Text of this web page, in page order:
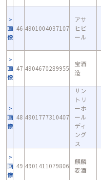
画
像
46 4901004037107
アサ
ヒビ
ール
画
像
47 4904670289955
宝酒
造
画
像
48 4901777310407
サン
トリ
ーホ
ール
ディ
ング
ス
画
像
49 4901411079806
麒麟
麦酒